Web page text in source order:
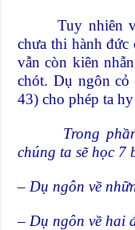
Tuy nhiên
chưa thi hành
vẫn còn kiên
chót. Dụ ngôn
43) cho phép ta
Trong phần
chúng ta sẽ học 7
– Dụ ngôn về
– Dụ ngôn về hai